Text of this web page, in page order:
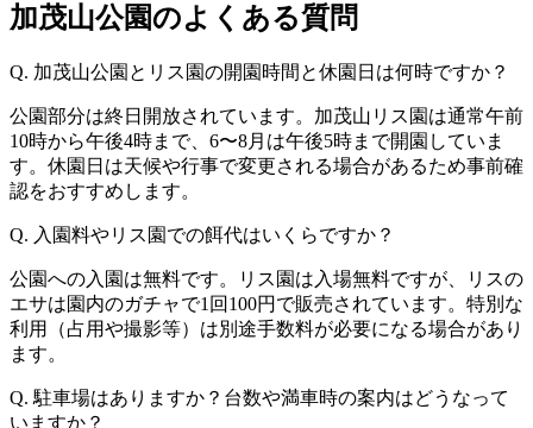
加茂山公園のよくある質問
Q. 加茂山公園とリス園の開園時間と休園日は何時ですか？
公園部分は終日開放されています。加茂山リス園は通常午前
10時から午後4時まで、6〜8月は午後5時まで開園していま
す。休園日は天候や行事で変更される場合があるため事前確
認をおすすめします。
Q. 入園料やリス園での餌代はいくらですか？
公園への入園は無料です。リス園は入場無料ですが、リスの
エサは園内のガチャで1回100円で販売されています。特別な
利用（占用や撮影等）は別途手数料が必要になる場合があり
ます。
Q. 駐車場はありますか？台数や満車時の案内はどうなって
いますか？